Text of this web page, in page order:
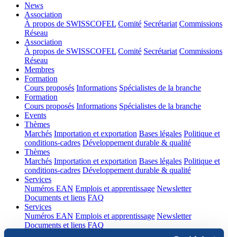
News(current)
Association
À propos de SWISSCOFEL Comité Secrétariat Commissions
Réseau
Association
À propos de SWISSCOFEL Comité Secrétariat Commissions
Réseau
Membres(current)
Formation
Cours proposés Informations Spécialistes de la branche
Formation
Cours proposés Informations Spécialistes de la branche
Events(current)
Thèmes(current)
Marchés Importation et exportation Bases légales Politique et
conditions-cadres Développement durable & qualité
Thèmes(current)
Marchés Importation et exportation Bases légales Politique et
conditions-cadres Développement durable & qualité
Services(current)
Numéros EAN Emplois et apprentissage Newsletter
Documents et liens FAQ
Services(current)
Numéros EAN Emplois et apprentissage Newsletter
Documents et liens FAQ